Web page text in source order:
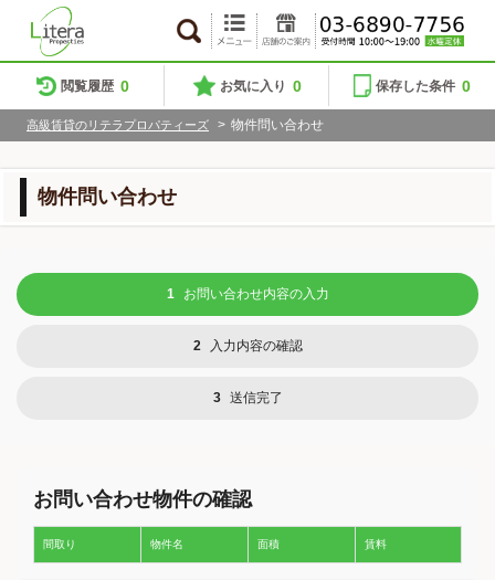
閲覧履歴 0 お気に入り 0 保存した条件 0
高級賃貸のリテラプロパティーズ > 物件問い合わせ
物件問い合わせ
1 お問い合わせ内容の入力
2 入力内容の確認
3 送信完了
お問い合わせ物件の確認
間取り 物件名 面積 賃料